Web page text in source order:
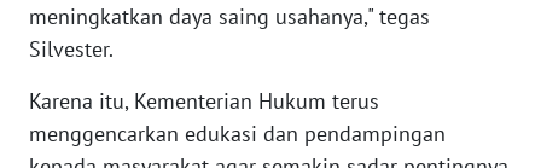
meningkatkan daya saing usahanya," tegas
Silvester.
Karena itu, Kementerian Hukum terus
menggencarkan edukasi dan pendampingan
WN
NUSANTARA
JOGJA